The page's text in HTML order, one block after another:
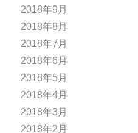
2018年9月
2018年8月
2018年7月
2018年6月
2018年5月
2018年4月
2018年3月
2018年2月